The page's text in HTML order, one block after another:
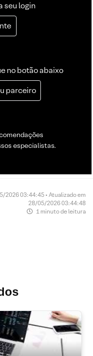
seu login
no botão abaixo
parceiro
especialistas.
2026 03:44:45 • Atualizado em
28/05/2026 03:44:48
1 minuto de leitura